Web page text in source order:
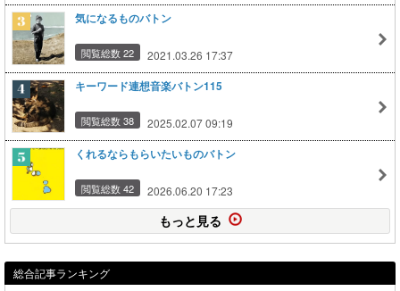
気になるものバトン
閲覧総数 22 2021.03.26 17:37
キーワード連想音楽バトン115
閲覧総数 38 2025.02.07 09:19
くれるならもらいたいものバトン
閲覧総数 42 2026.06.20 17:23
もっと見る
総合記事ランキング